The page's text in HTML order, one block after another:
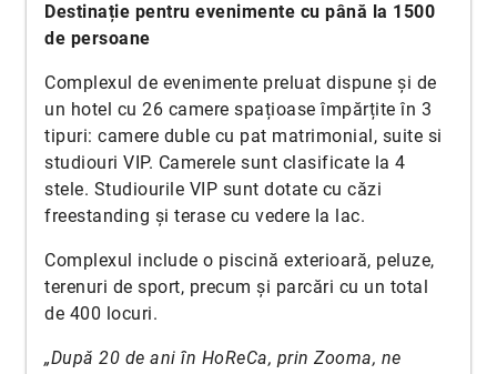
Destinație pentru evenimente cu până la 1500
de persoane
Complexul de evenimente preluat dispune și de
un hotel cu 26 camere spațioase împărțite în 3
tipuri: camere duble cu pat matrimonial, suite si
studiouri VIP. Camerele sunt clasificate la 4
stele. Studiourile VIP sunt dotate cu căzi
freestanding și terase cu vedere la lac.
Complexul include o piscină exterioară, peluze,
terenuri de sport, precum și parcări cu un total
de 400 locuri.
„După 20 de ani în HoReCa, prin Zooma, ne